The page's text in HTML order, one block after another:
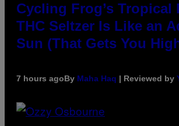
Cycling Frog’s Tropical
THC Seltzer Is Like an
Sun (That Gets You
7 hours agoBy Maha Haq | Reviewed by